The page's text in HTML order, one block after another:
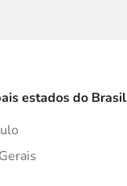
estados do Brasil